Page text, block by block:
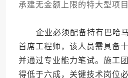
承建无金额上限的特大型项目
企业必须配备持有巴哈马
首席工程师，该人员需具备
并通过专业能力笔试。施工
得低于六成，关键技术岗位